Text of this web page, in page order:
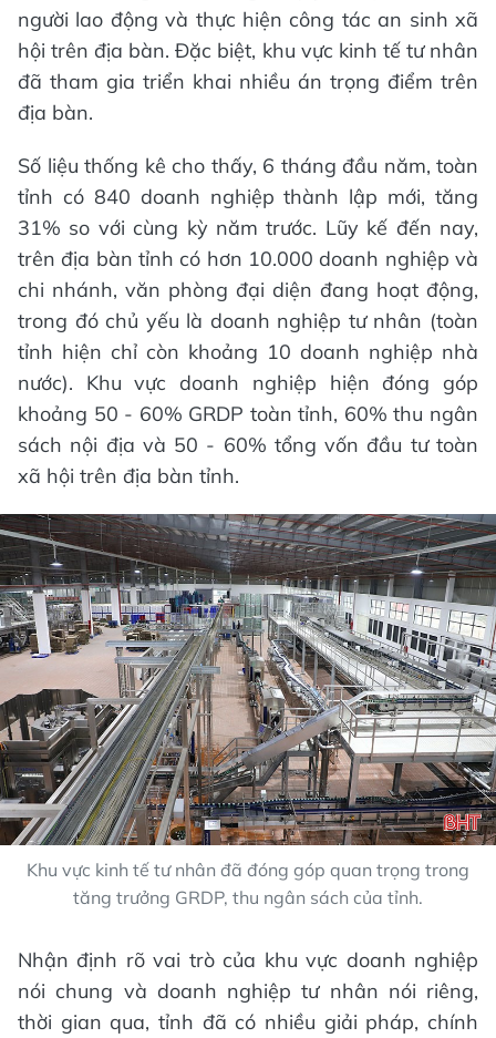
người lao động và thực hiện công tác an sinh xã
hội trên địa bàn. Đặc biệt, khu vực kinh tế tư nhân
đã tham gia triển khai nhiều án trọng điểm trên
địa bàn.
Số liệu thống kê cho thấy, 6 tháng đầu năm, toàn
tỉnh có 840 doanh nghiệp thành lập mới, tăng
31% so với cùng kỳ năm trước. Lũy kế đến nay,
trên địa bàn tỉnh có hơn 10.000 doanh nghiệp và
chi nhánh, văn phòng đại diện đang hoạt động,
trong đó chủ yếu là doanh nghiệp tư nhân (toàn
tỉnh hiện chỉ còn khoảng 10 doanh nghiệp nhà
nước). Khu vực doanh nghiệp hiện đóng góp
khoảng 50 - 60% GRDP toàn tỉnh, 60% thu ngân
sách nội địa và 50 - 60% tổng vốn đầu tư toàn
xã hội trên địa bàn tỉnh.
Khu vực kinh tế tư nhân đã đóng góp quan trọng trong
tăng trưởng GRDP, thu ngân sách của tỉnh.
Nhận định rõ vai trò của khu vực doanh nghiệp
nói chung và doanh nghiệp tư nhân nói riêng,
thời gian qua, tỉnh đã có nhiều giải pháp, chính